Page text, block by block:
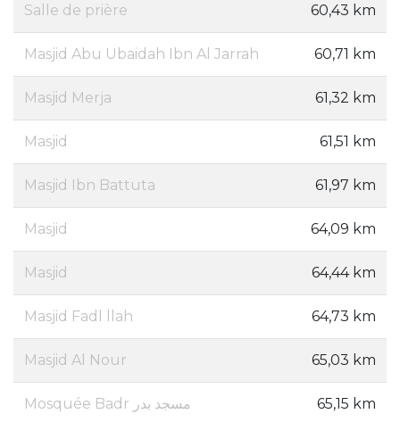
Salle de prière 60,43 km
Masjid Abu Ubaidah Ibn Al Jarrah 60,71 km
Masjid Merja 61,32 km
Masjid 61,51 km
Masjid Ibn Battuta 61,97 km
Masjid 64,09 km
Masjid 64,44 km
Masjid Fadl llah 64,73 km
Masjid Al Nour 65,03 km
Mosquée Badr مسجد بدر 65,15 km